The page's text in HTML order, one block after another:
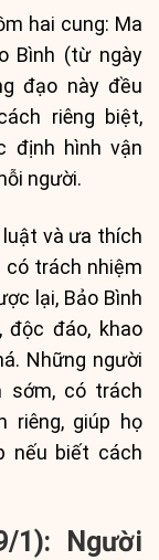
hai cung: Ma
Bình (từ ngày
đạo này đều
riêng biệt,
định hình vận
người.
và ưa thích
có trách nhiệm
lại, Bảo Bình
đáo, khao
Những người
sớm, có trách
riêng, giúp họ
nếu biết cách
1): Người